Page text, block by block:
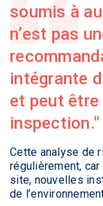
soumis à
n’est pas
intégrante
et peut être
inspection.
Cette analyse de
régulièrement,
site, nouvelles
de